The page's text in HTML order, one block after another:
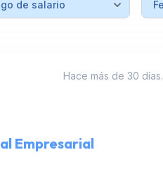
Hace más de 30 días.
Empresarial